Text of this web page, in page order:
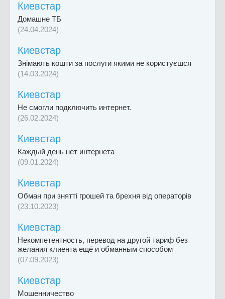
Киевстар
Домашне ТБ
(24.04.2024)
Киевстар
Знімають кошти за послуги якими не користуєшся
(14.03.2024)
Киевстар
Не смогли подключить интернет.
(26.02.2024)
Киевстар
Каждый день нет интернета
(09.01.2024)
Киевстар
Обман при знятті грошей та брехня від операторів
(23.10.2023)
Киевстар
Некомпетентность, перевод на другой тариф без
желания клиента ещё и обманным способом
(07.09.2023)
Киевстар
Мошенничество